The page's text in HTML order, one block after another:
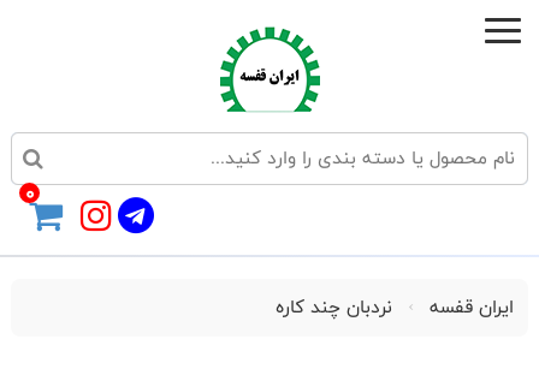
0
ایران قفسه نردبان چند کاره